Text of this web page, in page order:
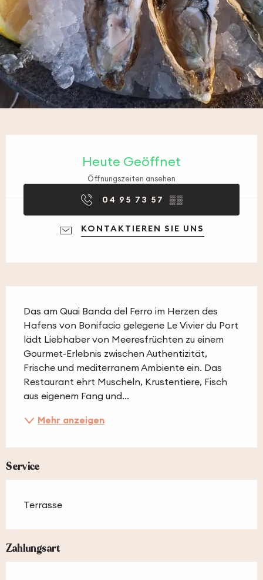
Heute Geöffnet
Öffnungszeiten ansehen
04 95 73 57 ▒▒
KONTAKTIEREN SIE UNS
Das am Quai Banda del Ferro im Herzen des
Hafens von Bonifacio gelegene Le Vivier du Port
lädt Liebhaber von Meeresfrüchten zu einem
Gourmet-Erlebnis zwischen Authentizität,
Frische und mediterranem Ambiente ein. Das
Restaurant ehrt Muscheln, Krustentiere, Fisch
aus eigenem Fang und...
Mehr anzeigen
Service
Terrasse
Zahlungsart